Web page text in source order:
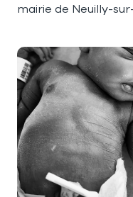
mairie de Neuilly-